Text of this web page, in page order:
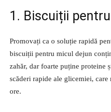
1. Biscuiții
Promovați ca o soluție rapidă
biscuiții pentru micul dejun
zahăr, dar foarte puține proteine
scăderi rapide ale glicemiei,
ore.